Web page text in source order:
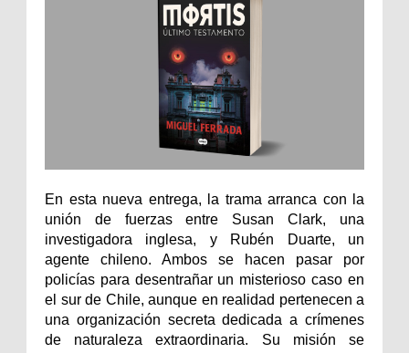
En esta nueva entrega, la trama arranca con la
unión de fuerzas entre Susan Clark, una
investigadora inglesa, y Rubén Duarte, un
agente chileno. Ambos se hacen pasar por
policías para desentrañar un misterioso caso en
el sur de Chile, aunque en realidad pertenecen a
una organización secreta dedicada a crímenes
de naturaleza extraordinaria. Su misión se